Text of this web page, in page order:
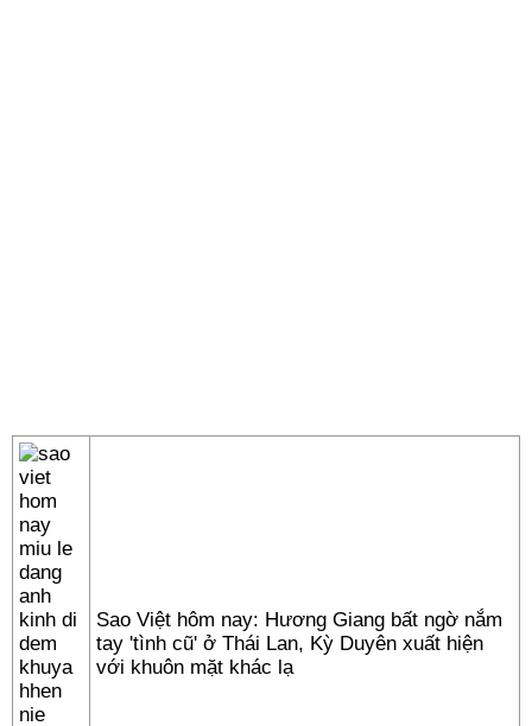
Sao Việt hôm nay: Hương Giang bất ngờ nắm
tay 'tình cũ' ở Thái Lan, Kỳ Duyên xuất hiện
với khuôn mặt khác lạ